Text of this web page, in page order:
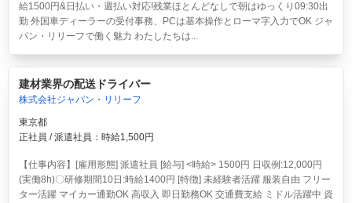
給1500円&日払い・週払い対応!残業ほとんどなしで朝はゆっくり09:30出
勤 外国車ディーラーの受付事務、PCは基本操作とローマ字入力でOK ジャ
パン・リリーフで働く魅力 わたしたちは...
建材業界の配送ドライバー
株式会社ジャパン・リリーフ
東京都
正社員 / 派遣社員：時給1,500円
【仕事内容】[雇用形態] 派遣社員 [給与] <時給> 1500円 日収例:12,000円
(実働8h)〇研修期間10日:時給1400円 [特徴] 未経験者活躍 服装自由 フリー
ター活躍 マイカー通勤OK 高収入 即日勤務OK 交通費支給 ミドル活躍中 資